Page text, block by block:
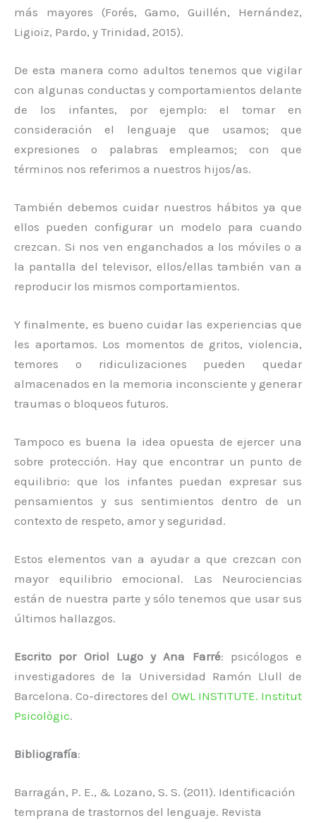
más mayores (Forés, Gamo, Guillén, Hernández,
Ligioiz, Pardo, y Trinidad, 2015).
De esta manera como adultos tenemos que vigilar
con algunas conductas y comportamientos delante
de los infantes, por ejemplo: el tomar en
consideración el lenguaje que usamos; que
expresiones o palabras empleamos; con que
términos nos referimos a nuestros hijos/as.
También debemos cuidar nuestros hábitos ya que
ellos pueden configurar un modelo para cuando
crezcan. Si nos ven enganchados a los móviles o a
la pantalla del televisor, ellos/ellas también van a
reproducir los mismos comportamientos.
Y finalmente, es bueno cuidar las experiencias que
les aportamos. Los momentos de gritos, violencia,
temores o ridiculizaciones pueden quedar
almacenados en la memoria inconsciente y generar
traumas o bloqueos futuros.
Tampoco es buena la idea opuesta de ejercer una
sobre protección. Hay que encontrar un punto de
equilibrio: que los infantes puedan expresar sus
pensamientos y sus sentimientos dentro de un
contexto de respeto, amor y seguridad.
Estos elementos van a ayudar a que crezcan con
mayor equilibrio emocional. Las Neurociencias
están de nuestra parte y sólo tenemos que usar sus
últimos hallazgos.
Escrito por Oriol Lugo y Ana Farré: psicólogos e
investigadores de la Universidad Ramón Llull de
Barcelona. Co-directores del OWL INSTITUTE. Institut
Psicològic.
Bibliografía:
Barragán, P. E., & Lozano, S. S. (2011). Identificación
temprana de trastornos del lenguaje. Revista